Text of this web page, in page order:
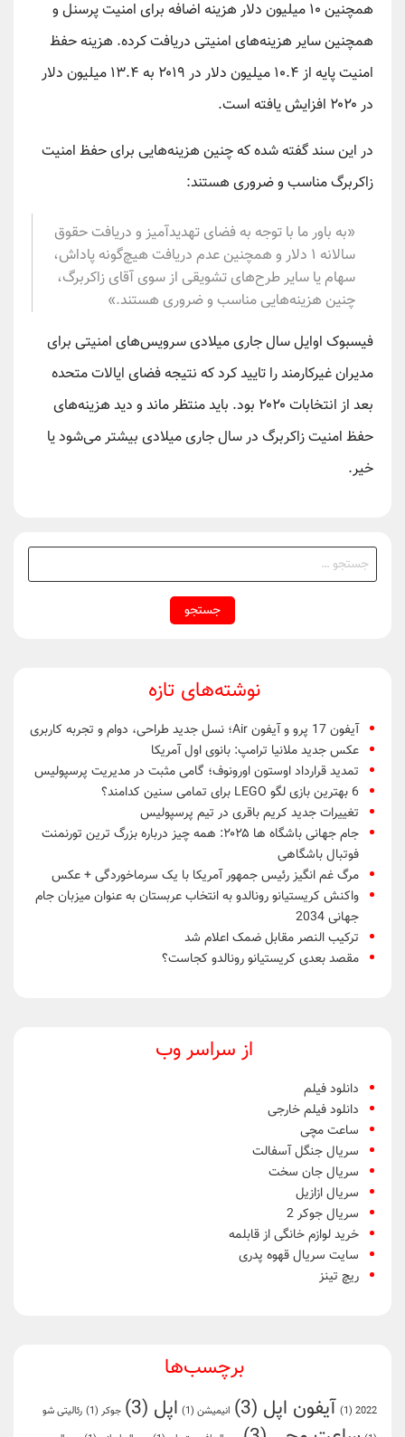
همچنین ۱۰ میلیون دلار هزینه اضافه برای امنیت پرسنل و
همچنین سایر هزینه‌های امنیتی دریافت کرده. هزینه حفظ
امنیت پایه از ۱۰.۴ میلیون دلار در ۲۰۱۹ به ۱۳.۴ میلیون دلار
در ۲۰۲۰ افزایش یافته است.
در این سند گفته شده که چنین هزینه‌هایی برای حفظ امنیت
زاکربرگ مناسب و ضروری هستند:
«به باور ما با توجه به فضای تهدیدآمیز و دریافت حقوق
سالانه ۱ دلار و همچنین عدم دریافت هیچ‌گونه پاداش،
سهام یا سایر طرح‌های تشویقی از سوی آقای زاکربرگ،
چنین هزینه‌هایی مناسب و ضروری هستند.»
فیسبوک اوایل سال جاری میلادی سرویس‌های امنیتی برای
مدیران غیرکارمند را تایید کرد که نتیجه فضای ایالات متحده
بعد از انتخابات ۲۰۲۰ بود. باید منتظر ماند و دید هزینه‌های
حفظ امنیت زاکربرگ در سال جاری میلادی بیشتر می‌شود یا
خیر.
جستجو
برای:
نوشته‌های تازه
آیفون 17 پرو و آیفون Air؛ نسل جدید طراحی، دوام و تجربه کاربری
عکس جدید ملانیا ترامپ: بانوی اول آمریکا
تمدید قرارداد اوستون اورونوف؛ گامی مثبت در مدیریت پرسپولیس
6 بهترین بازی لگو LEGO برای تمامی سنین کدامند؟
تغییرات جدید کریم باقری در تیم پرسپولیس
جام جهانی باشگاه ها ۲۰۲۵: همه چیز درباره بزرگ ترین تورنمنت
فوتبال باشگاهی
مرگ غم انگیز رئیس جمهور آمریکا با یک سرماخوردگی + عکس
واکنش کریستیانو رونالدو به انتخاب عربستان به عنوان میزبان جام
جهانی 2034
ترکیب النصر مقابل ضمک اعلام شد
مقصد بعدی کریستیانو رونالدو کجاست؟
از سراسر وب
دانلود فیلم
دانلود فیلم خارجی
ساعت مچی
سریال جنگل آسفالت
سریال جان سخت
سریال ازازیل
سریال جوکر 2
خرید لوازم خانگی از قابلمه
سایت سریال قهوه پدری
ریچ تینز
برچسب‌ها
2022
(1) آیفون اپل (3) انیمیشن (1) اپل (3) جوکر (1)
رئالیتی شو